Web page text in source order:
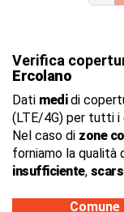
Verifica
Ercolano
Dati medidi
(LTE/4G) per tutti i
Nel caso di zone
forniamo la qualità
insufficiente,
Comune